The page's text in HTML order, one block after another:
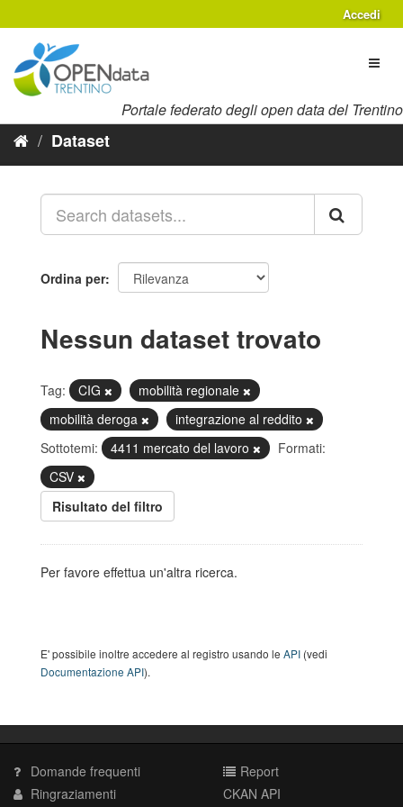
al
contenuto
Accedi
Portale federato degli open data del Trentino
Dataset
Ordina per
Nessun dataset trovato
Tag: CIG
mobilità regionale
mobilità deroga
integrazione al reddito
Sottotemi:
4411 mercato del lavoro
Formati:
CSV
Risultato del filtro
Per favore effettua un'altra ricerca.
E' possibile inoltre accedere al registro usando le API (vedi
Documentazione API).
Domande frequenti
Ringraziamenti
Report
CKAN API